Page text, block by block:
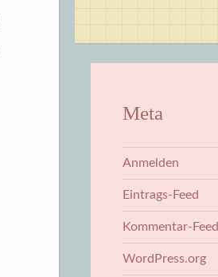
Meta
Anmelden
Eintrags-Feed
Kommentar-Feed
WordPress.org